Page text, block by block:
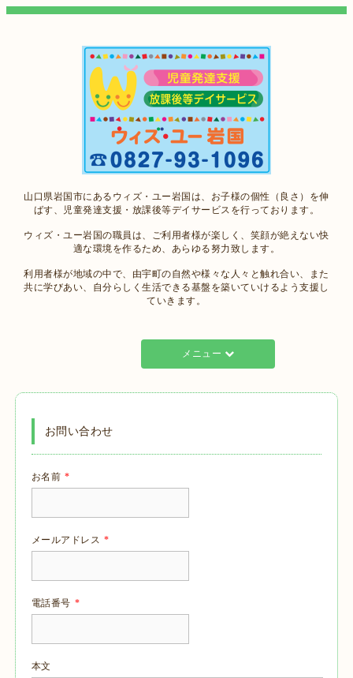
山口県岩国市にあるウィズ・ユー岩国は、お子様の個性（良さ）を伸
ばす、児童発達支援・放課後等デイサービスを行っております。
ウィズ・ユー岩国の職員は、ご利用者様が楽しく、笑顔が絶えない快
適な環境を作るため、あらゆる努力致します。
利用者様が地域の中で、由宇町の自然や様々な人々と触れ合い、また
共に学びあい、自分らしく生活できる基盤を築いていけるよう支援し
ていきます。
メニュー
お問い合わせ
お名前 *
メールアドレス *
電話番号 *
本文